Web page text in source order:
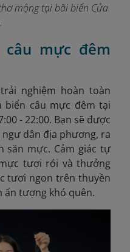
mộng tại bãi biển Cửa
câu mực đêm
nghiệm hoàn toàn
biển câu mực đêm tại
- 22:00. Bạn sẽ được
dân địa phương, ra
săn mực. Cảm giác tự
tươi rói và thưởng
tươi ngon trên thuyền
ấn tượng khó quên.